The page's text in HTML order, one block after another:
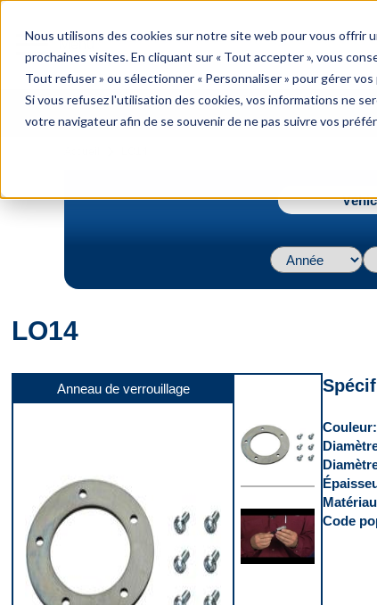
Nous utilisons des cookies sur notre site web pour vous offrir
prochaines visites. En cliquant sur « Tout accepter », vous
Tout refuser » ou sélectionner « Personnaliser » pour gérer
Si vous refusez l'utilisation des cookies, vos informations ne
votre navigateur afin de se souvenir de ne pas suivre vos
menu Menu
LO14
Anneau de verrouillage
Dessus
Couleur
Matériau
Code